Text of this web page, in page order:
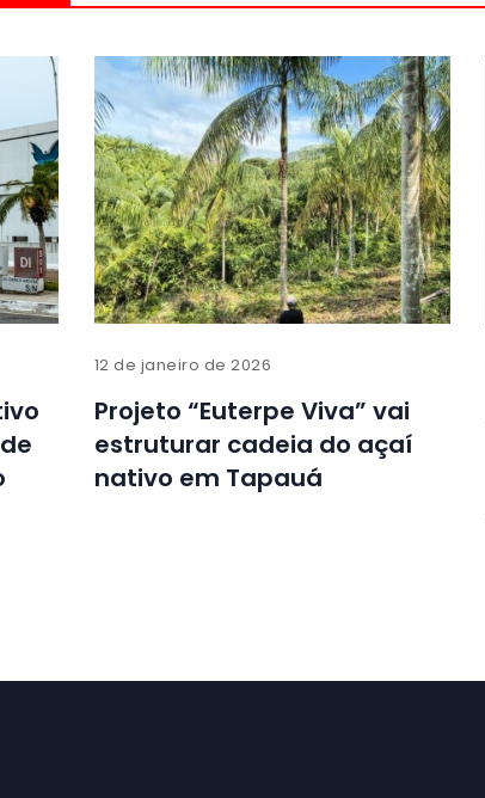
12 de janeiro de 2026
Projeto “Euterpe Viva” vai
estruturar cadeia do açaí
nativo em Tapauá